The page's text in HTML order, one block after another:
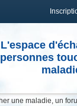
L'espace
personnes